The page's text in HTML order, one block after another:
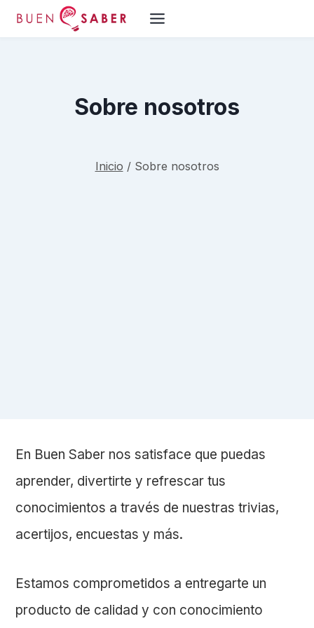
Saltar
Sobre nosotros
Inicio / Sobre nosotros
En Buen Saber nos satisface que puedas
aprender, divertirte y refrescar tus
conocimientos a través de nuestras trivias,
acertijos, encuestas y más.
Estamos comprometidos a entregarte un
producto de calidad y con conocimiento